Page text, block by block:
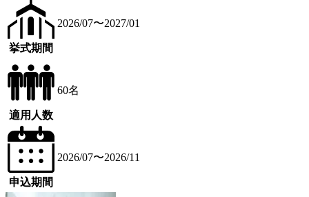
挙式期間
2026/07〜2027/01
適用人数
60名
申込期間
2026/07〜2026/11